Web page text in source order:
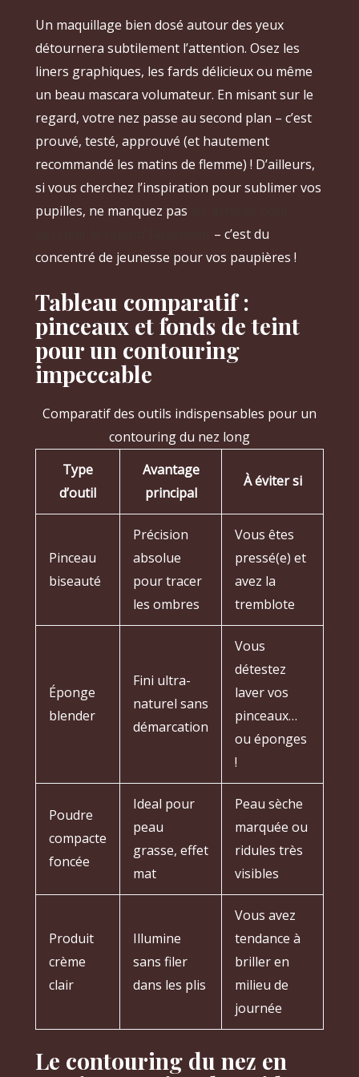
Un maquillage bien dosé autour des yeux
détournera subtilement l’attention. Osez les
liners graphiques, les fards délicieux ou même
un beau mascara volumateur. En misant sur le
regard, votre nez passe au second plan – c’est
prouvé, testé, approuvé (et hautement
recommandé les matins de flemme) ! D’ailleurs,
si vous cherchez l’inspiration pour sublimer vos
pupilles, ne manquez pas
– c’est du
concentré de jeunesse pour vos paupières !
Tableau comparatif :
pinceaux et fonds de teint
pour un contouring
impeccable
Comparatif des outils indispensables pour un
contouring du nez long
Type
d’outil
Avantage
principal
À éviter si
Pinceau
biseauté
Précision
absolue
pour tracer
les ombres
Vous êtes
pressé(e) et
avez la
tremblote
Éponge
blender
Fini ultra-
naturel sans
démarcation
Vous
détestez
laver vos
pinceaux…
ou éponges
!
Poudre
compacte
foncée
Ideal pour
peau
grasse, effet
mat
Peau sèche
marquée ou
ridules très
visibles
Produit
crème
clair
Illumine
sans filer
dans les plis
Vous avez
tendance à
briller en
milieu de
journée
Le contouring du nez en